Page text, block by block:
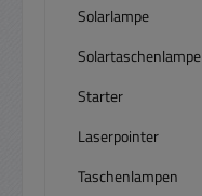
Solarlampe
Solartaschenlampe
Starter
Laserpointer
Taschenlampen